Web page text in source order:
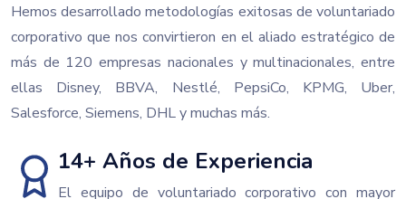
Hemos desarrollado metodologías exitosas de voluntariado
corporativo que nos convirtieron en el aliado estratégico de
más de 120 empresas nacionales y multinacionales, entre
ellas Disney, BBVA, Nestlé, PepsiCo, KPMG, Uber,
Salesforce, Siemens, DHL y muchas más.
14+ Años de Experiencia
El equipo de voluntariado corporativo con mayor